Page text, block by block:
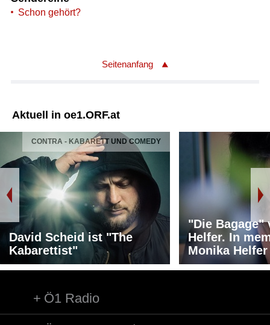
Schon gehört?
Seitenanfang
Aktuell in oe1.ORF.at
CONTRA - KABARETT UND COMEDY
David Scheid ist "The
Kabarettist"
"Die Bagage"
Helfer. In
Monika Helfer
Ö1 Radio